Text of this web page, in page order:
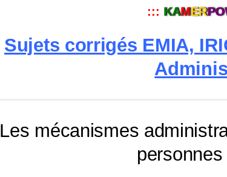
::: KAMER
Sujets corrigés EMIA,
Les mécanismes